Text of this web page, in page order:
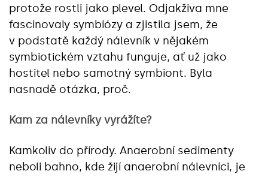
protože rostli jako plevel. Odjakživa mne
fascinovaly symbiózy a zjistila jsem, že
v podstatě každý nálevník v nějakém
symbiotickém vztahu funguje, ať už jako
hostitel nebo samotný symbiont. Byla
nasnadě otázka, proč.
Kam za nálevníky vyrážíte?
Kamkoliv do přírody. Anaerobní sedimenty
neboli bahno, kde žijí anaerobní nálevníci, je